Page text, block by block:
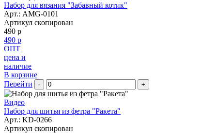
Набор для вязания "Забавный котик"
Арт.: AMG-0101
Артикул скопирован
490 р
490 р
ОПТ
цена и
наличие
В корзине
Перейти
- +
Видео
Набор для шитья из фетра "Ракета"
Арт.: KD-0266
Артикул скопирован